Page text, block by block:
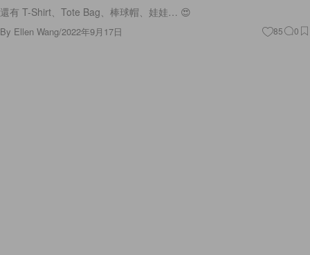
還有 T-Shirt、Tote Bag、棒球帽、娃娃… 😍
By Ellen Wang/2022年9月17日 85 0